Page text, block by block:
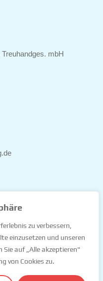
zu verbessern,
einzusetzen und unseren
Sie auf „Alle akzeptieren"
von Cookies zu.
mbH